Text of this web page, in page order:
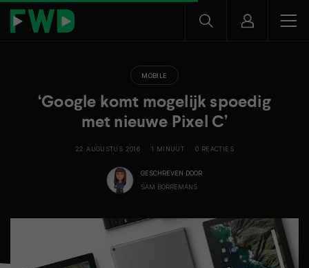
MOBILE
‘Google komt mogelijk spoedig
met nieuwe Pixel C’
22 AUGUSTUS 2016 1 MINUUT 0 REACTIES
GESCHREVEN DOOR
SAM BORREMANS